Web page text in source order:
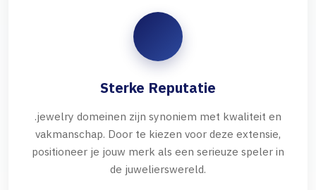
Sterke Reputatie
.jewelry domeinen zijn synoniem met kwaliteit en
vakmanschap. Door te kiezen voor deze extensie,
positioneer je jouw merk als een serieuze speler in
de juwelierswereld.